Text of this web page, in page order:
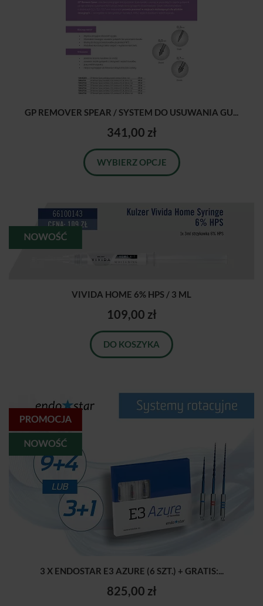
GP REMOVER SPEAR / SYSTEM DO USUWANIA GU...
341,00 zł
WYBIERZ OPCJE
VIVIDA HOME 6% HPS / 3 ML
109,00 zł
DO KOSZYKA
3 X ENDOSTAR E3 AZURE (6 SZT.) + GRATIS:...
825,00 zł